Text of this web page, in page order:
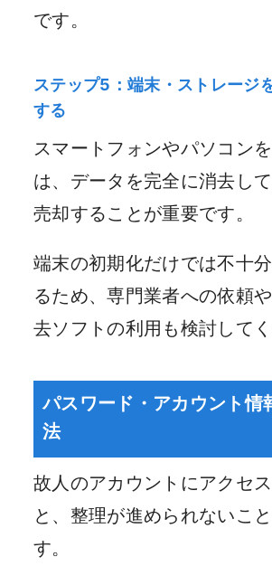
です。
ステップ5：端末・ストレージ
する
スマートフォンやパソコン
は、データを完全に消去し
売却することが重要です。
端末の初期化だけでは不十
るため、専門業者への依頼
去ソフトの利用も検討してく
パスワード・アカウント情
法
故人のアカウントにアクセ
と、整理が進められないこ
す。